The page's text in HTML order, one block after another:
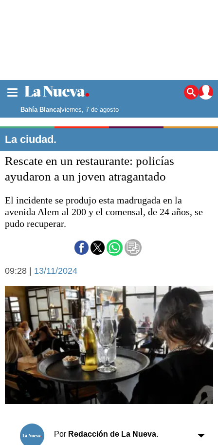
Noticias
La ciudad
Punta Alta
El mundo
Deportes
Escenario Olímpico
Liga del Sur
Federal A
Arte y cultura
Economía y campo
Economía y finanzas
Con el campo
Espacio empresas
Sociedad y tiempo
libre
Sociedad
Tecnología
Turismo
Salud
Es viral
El tiempo
Fúnebres
Clasificados
Bahía Blanca|viernes, 7 de agosto
La ciudad.
Rescate en un restaurante: policías
ayudaron a un joven atragantado
El incidente se produjo esta madrugada en la
avenida Alem al 200 y el comensal, de 24 años, se
pudo recuperar.
09:28 | 13/11/2024
Por Redacción de La Nueva.